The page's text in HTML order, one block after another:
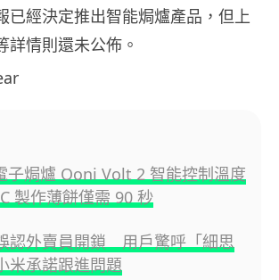
已經決定推出智能焗爐產品，但上
詳情則還未公佈。
子焗爐 Ooni Volt 2 智能控制溫度
製作薄餅僅需 90 秒
認外賣員開鎖 用戶驚呼「細思
承諾跟進問題